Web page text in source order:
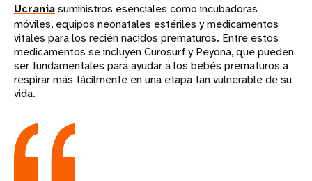
Ucraniasuministros esenciales como incubadoras
móviles, equipos neonatales estériles y medicamentos
vitales para los recién nacidos prematuros. Entre estos
medicamentos se incluyen Curosurf y Peyona, que pueden
ser fundamentales para ayudar a los bebés prematuros a
respirar más fácilmente en una etapa tan vulnerable de su
vida.